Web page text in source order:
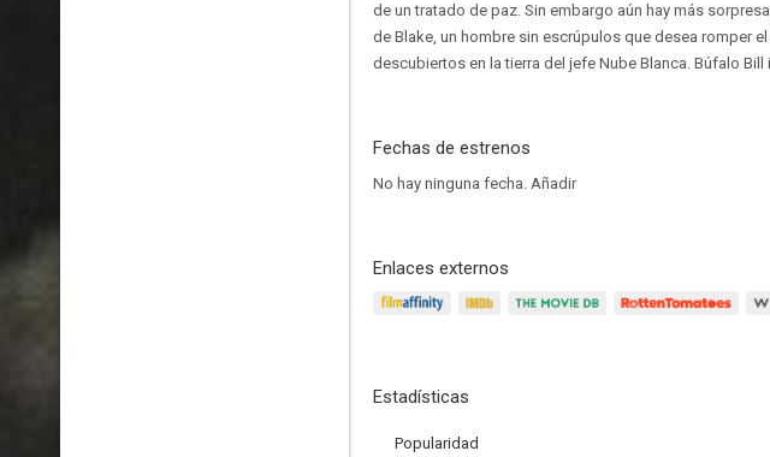
de un tratado de paz. Sin embargo aún hay más
de Blake, un hombre sin escrúpulos que desea romper
descubiertos en la tierra del jefe Nube Blanca. Búfalo Bill
Fechas de estrenos
No hay ninguna fecha. Añadir
Enlaces externos
Estadísticas
Popularidad